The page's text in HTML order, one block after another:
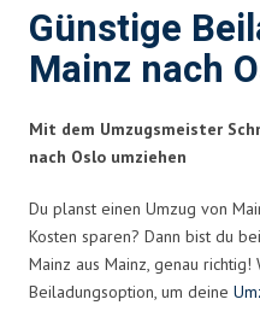
Günstige
Mainz nach
Mit dem Umzugsmeister
nach Oslo umziehen
Du planst einen Umzug von
Kosten sparen? Dann bist du
Mainz aus Mainz, genau
Beiladungsoption, um deine